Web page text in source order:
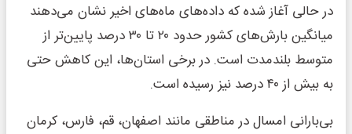
در حالی آغاز شده که داده‌های ماه‌های اخیر نشان می‌دهند
میانگین بارش‌های کشور حدود ۲۰ تا ۳۰ درصد پایین‌تر از
متوسط بلندمدت است. در برخی استان‌ها، این کاهش حتی
به بیش از ۴۰ درصد نیز رسیده است.
بی‌بارانی امسال در مناطقی مانند اصفهان، قم، فارس، کرمان